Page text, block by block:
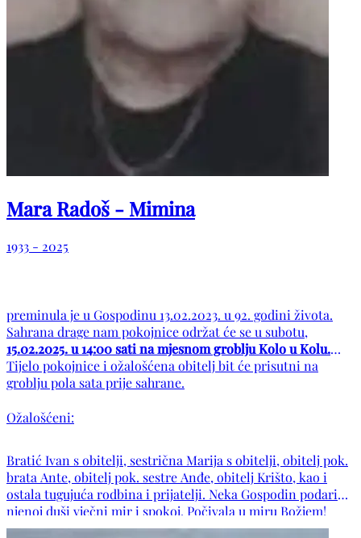
Mara Radoš - Mimina
1933 - 2025
preminula je u Gospodinu 13.02.2023. u 92. godini života.
Sahrana drage nam pokojnice održat će se u subotu,
15.02.2025. u 14:00 sati na mjesnom groblju Kolo u Kolu.
Tijelo pokojnice i ožalošćena obitelj bit će prisutni na
groblju pola sata prije sahrane.
Ožalošćeni:
Bratić Ivan s obitelji, sestrična Marija s obitelji, obitelj pok.
brata Ante, obitelj pok. sestre Anđe, obitelj Krišto, kao i
ostala tugujuća rodbina i prijatelji. Neka Gospodin podari
njenoj duši vječni mir i spokoj. Počivala u miru Božjem!